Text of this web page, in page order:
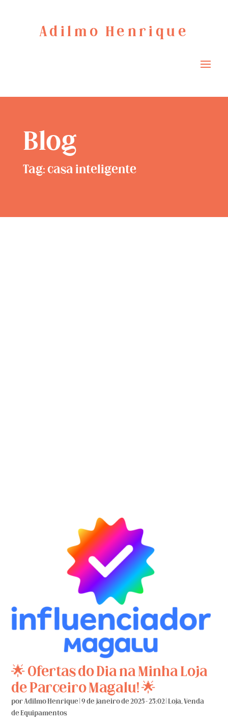
Adilmo Henrique
Blog
Tag: casa inteligente
🌟 Ofertas do Dia na Minha Loja
de Parceiro Magalu! 🌟
porAdilmo Henrique|9 de janeiro de 2025 - 23:02|Loja, Venda
de Equipamentos